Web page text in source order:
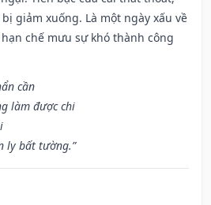
giảm xuống. Là một ngày xấu về
chế mưu sự khó thành công
cần
làm được chi
ly bất tường.”